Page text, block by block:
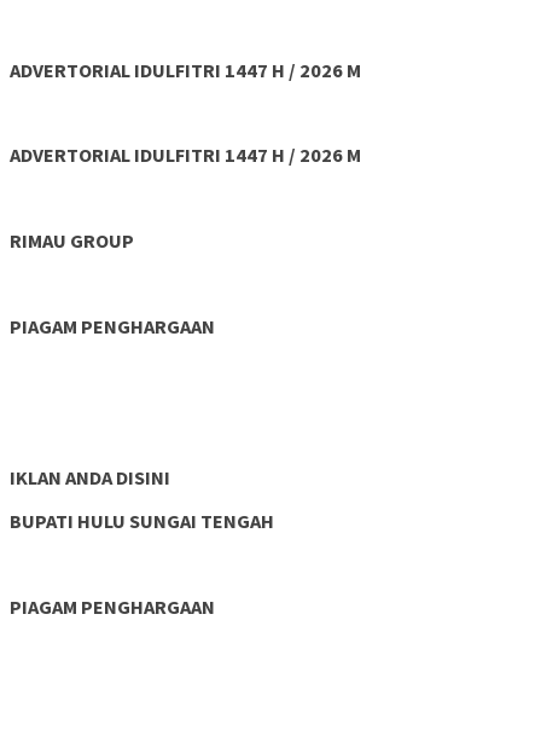
ADVERTORIAL IDULFITRI 1447 H / 2026 M
ADVERTORIAL IDULFITRI 1447 H / 2026 M
RIMAU GROUP
PIAGAM PENGHARGAAN
IKLAN ANDA DISINI
BUPATI HULU SUNGAI TENGAH
PIAGAM PENGHARGAAN